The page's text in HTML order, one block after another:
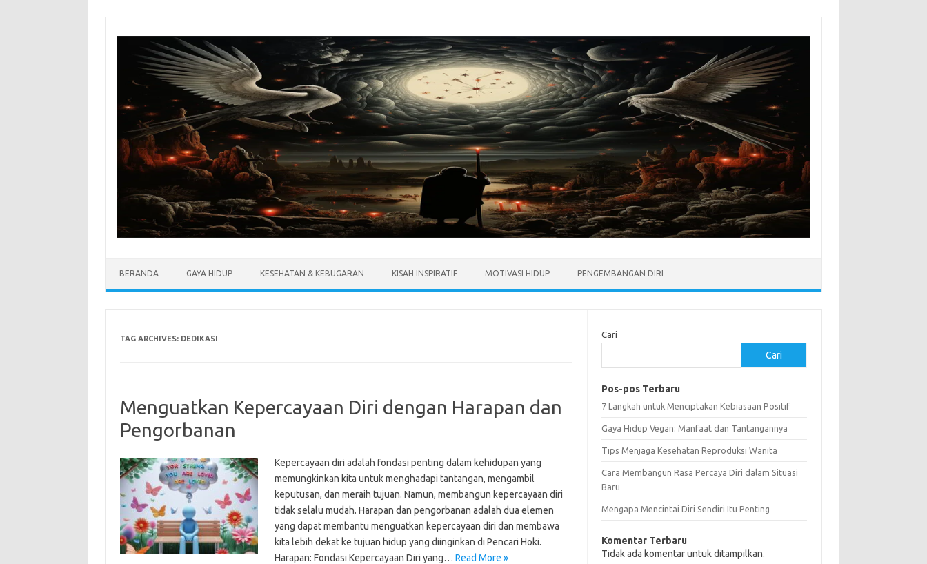
BERANDA GAYA HIDUP KESEHATAN & KEBUGARAN KISAH INSPIRATIF MOTIVASI HIDUP PENGEMBANGAN DIRI
TAG ARCHIVES: DEDIKASI
Menguatkan Kepercayaan Diri dengan Harapan dan
Pengorbanan
Kepercayaan diri adalah fondasi penting dalam kehidupan yang
memungkinkan kita untuk menghadapi tantangan, mengambil
keputusan, dan meraih tujuan. Namun, membangun kepercayaan diri
tidak selalu mudah. Harapan dan pengorbanan adalah dua elemen
yang dapat membantu menguatkan kepercayaan diri dan membawa
kita lebih dekat ke tujuan hidup yang diinginkan di Pencari Hoki.
Harapan: Fondasi Kepercayaan Diri yang… Read More »
Cari
Cari
Pos-pos Terbaru
7 Langkah untuk Menciptakan Kebiasaan Positif
Gaya Hidup Vegan: Manfaat dan Tantangannya
Tips Menjaga Kesehatan Reproduksi Wanita
Cara Membangun Rasa Percaya Diri dalam Situasi
Baru
Mengapa Mencintai Diri Sendiri Itu Penting
Komentar Terbaru
Tidak ada komentar untuk ditampilkan.